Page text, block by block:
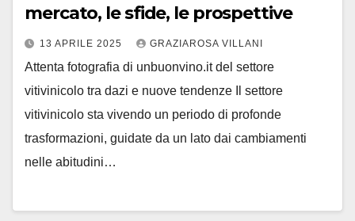
mercato, le sfide, le prospettive
13 APRILE 2025 GRAZIAROSA VILLANI
Attenta fotografia di unbuonvino.it del settore
vitivinicolo tra dazi e nuove tendenze Il settore
vitivinicolo sta vivendo un periodo di profonde
trasformazioni, guidate da un lato dai cambiamenti
nelle abitudini…